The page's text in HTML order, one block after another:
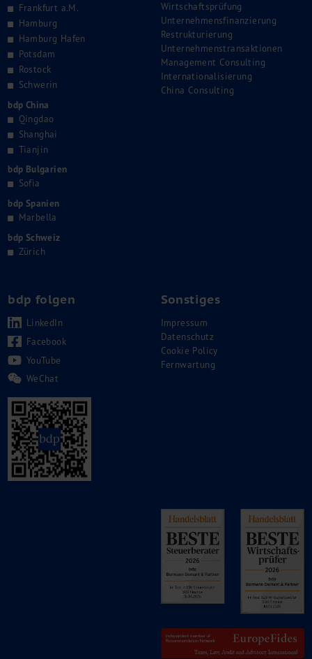
Frankfurt a.M.
Hamburg
Hamburg Hafen
Potsdam
Rostock
Schwerin
bdp China
Qingdao
Shanghai
Tianjin
bdp Bulgarien
Sofia
bdp Spanien
Marbella
bdp Schweiz
Zürich
Wirtschaftsprüfung
Unternehmensfinanzierung
Restrukturierung
Unternehmenstransaktionen
Management Consulting
Internationalisierung
China Consulting
bdp folgen
LinkedIn
Facebook
YouTube
WeChat
Sonstiges
Impressum
Datenschutz
Cookie Policy
Fernwartung